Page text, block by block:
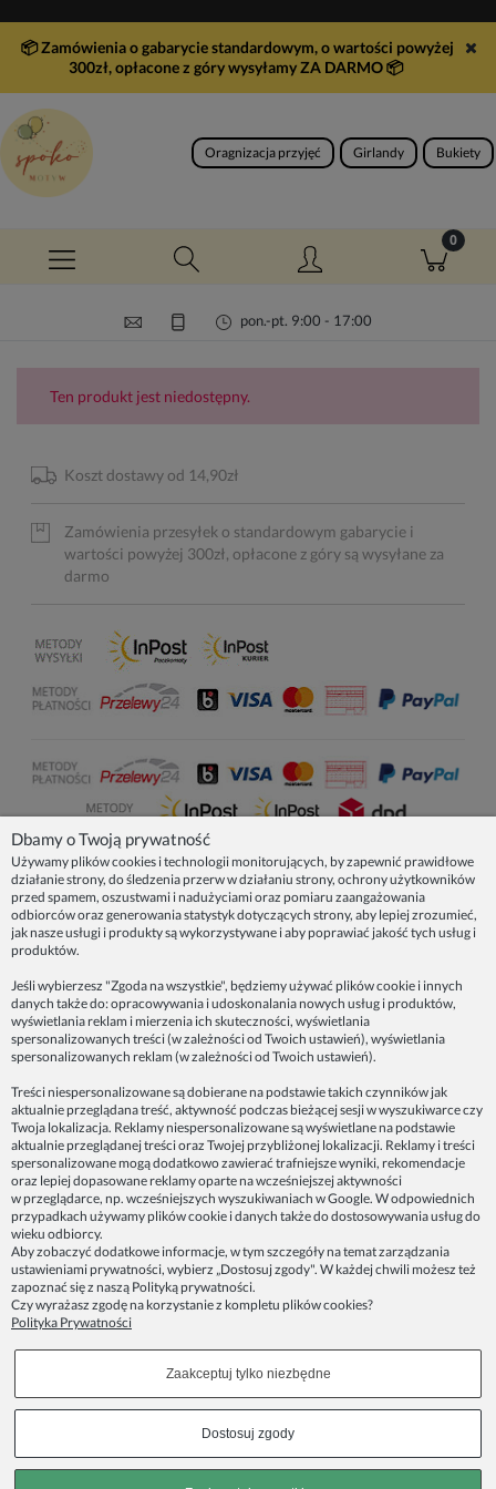
📦 Zamówienia o gabarycie standardowym, o wartości powyżej
300zł, opłacone z góry wysyłamy ZA DARMO📦
Oragnizacja przyjęć Girlandy Bukiety
pon.-pt. 9:00 - 17:00
Ten produkt jest niedostępny.
Koszt dostawy od 14,90zł
Zamówienia przesyłek o standardowym gabarycie i
wartości powyżej 300zł, opłacone z góry są wysyłane za
darmo
NASZE PRODUKTY
INFORMACJE
ZAINSPIRUJ SIĘ!
Dane firmy:
Spoko Motyw, Małgorzata Nowak-Staszak
ul. Skowronia 3D/4, 30-650 Kraków
NIP 7343314687
telefon: 512821491
e-mail:kontakt@spoko-motyw.pl
konto do wpłat przelewem:
92 1140 2004 0000 3202 7758 0405
Punkt odbioru zamówień:
Pracownia Spoko Motyw
budynku), 30-415 Kraków
Dołącz do nas w mediach społecznościowych!
Copyrights © 2023 - SPOKO-MOTYW.PL
Dbamy o Twoją prywatność
Używamy plików cookies i technologii monitorujących, by zapewnić prawidłowe
działanie strony, do śledzenia przerw w działaniu strony, ochrony użytkowników
przed spamem, oszustwami i nadużyciami oraz pomiaru zaangażowania
odbiorców oraz generowania statystyk dotyczących strony, aby lepiej zrozumieć,
jak nasze usługi i produkty są wykorzystywane i aby poprawiać jakość tych usług i
produktów.
Jeśli wybierzesz "Zgoda na wszystkie", będziemy używać plików cookie i innych
danych także do: opracowywania i udoskonalania nowych usług i produktów,
wyświetlania reklam i mierzenia ich skuteczności, wyświetlania
spersonalizowanych treści (w zależności od Twoich ustawień), wyświetlania
spersonalizowanych reklam (w zależności od Twoich ustawień).
Treści niespersonalizowane są dobierane na podstawie takich czynników jak
aktualnie przeglądana treść, aktywność podczas bieżącej sesji w wyszukiwarce czy
Twoja lokalizacja. Reklamy niespersonalizowane są wyświetlane na podstawie
aktualnie przeglądanej treści oraz Twojej przybliżonej lokalizacji. Reklamy i treści
spersonalizowane mogą dodatkowo zawierać trafniejsze wyniki, rekomendacje
oraz lepiej dopasowane reklamy oparte na wcześniejszej aktywności
w przeglądarce, np. wcześniejszych wyszukiwaniach w Google. W odpowiednich
przypadkach używamy plików cookie i danych także do dostosowywania usług do
wieku odbiorcy.
Aby zobaczyć dodatkowe informacje, w tym szczegóły na temat zarządzania
ustawieniami prywatności, wybierz „Dostosuj zgody". W każdej chwili możesz też
zapoznać się z naszą Polityką prywatności.
Czy wyrażasz zgodę na korzystanie z kompletu plików cookies?
Polityka Prywatności
Zaakceptuj tylko niezbędne
Dostosuj zgody